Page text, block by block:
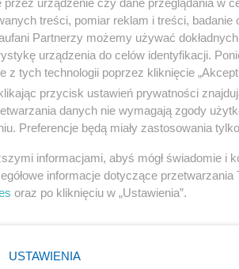
treści, pomiar reklam i treści, badanie
Partnerzy możemy używać
urządzenia do celów identyfikacji.
z tych technologii poprzez kliknięcie
przycisk ustawień prywatności
danych nie wymagają zgody
Preferencje będą miały zastosowania
informacjami, abyś mógł świadomie i
informacje dotyczące
oraz po kliknięciu w „Ustawienia”.
USTAWIENIA